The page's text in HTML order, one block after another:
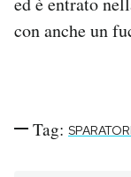
con anche un
Tag: